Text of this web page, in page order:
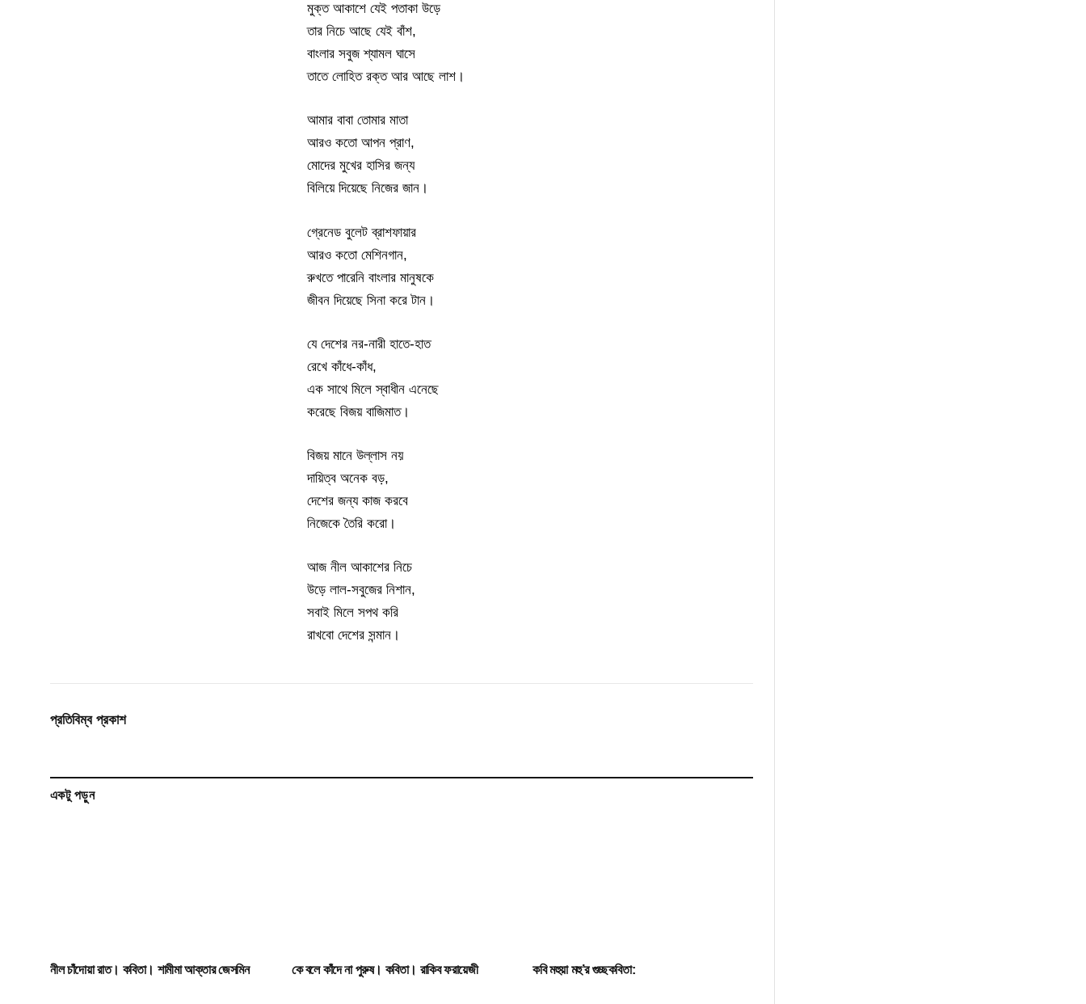
মুক্ত আকাশে যেই পতাকা উড়ে
তার নিচে আছে যেই বাঁশ,
বাংলার সবুজ শ্যামল ঘাসে
তাতে লোহিত রক্ত আর আছে লাশ।
আমার বাবা তোমার মাতা
আরও কতো আপন প্রাণ,
মোদের মুখের হাসির জন্য
বিলিয়ে দিয়েছে নিজের জান।
গ্রেনেড বুলেট ব্রাশফায়ার
আরও কতো মেশিনগান,
রুখতে পারেনি বাংলার মানুষকে
জীবন দিয়েছে সিনা করে টান।
যে দেশের নর-নারী হাতে-হাত
রেখে কাঁধে-কাঁধ,
এক সাথে মিলে স্বাধীন এনেছে
করেছে বিজয় বাজিমাত।
বিজয় মানে উল্লাস নয়
দায়িত্ব অনেক বড়,
দেশের জন্য কাজ করবে
নিজেকে তৈরি করো।
আজ নীল আকাশের নিচে
উড়ে লাল-সবুজের নিশান,
সবাই মিলে সপথ করি
রাখবো দেশের সন্মান।
প্রতিবিম্ব প্রকাশ
একটু পড়ুন
নীল চাঁদোয়া রাত। কবিতা। শামীমা আক্তার জেসমিন কে বলে কাঁদে না পুরুষ। কবিতা। রাকিব ফরায়েজী কবি মহুয়া মহু’র গুচ্ছকবিতা: